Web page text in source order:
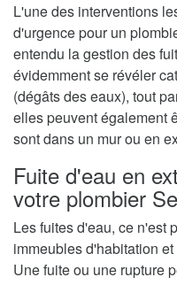
L'une des interventions
d'urgence pour un
entendu la gestion des
évidemment se révéler
(dégâts des eaux), tout
elles peuvent également
sont dans un mur ou en
Fuite d'eau en
votre plombier
Les fuites d'eau, ce n'est
immeubles d'habitation
Une fuite ou une rupture